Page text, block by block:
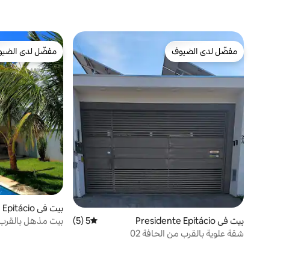
مفضّل لدى الضيوف
مفضّل لدى الضيوف
بيت في Presidente Epitácio متوسط التقييم 5 من 5، 5 مراجعات
5 (5)
شقة علوية بالقرب من الحافة 02
مفضّل لدى
مفضّل لدى
بيت في Presidente Epitácio
بيت مذهل